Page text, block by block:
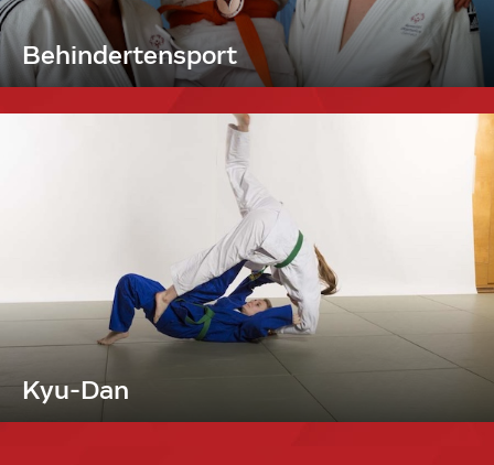
Behindertensport
Kyu-Dan